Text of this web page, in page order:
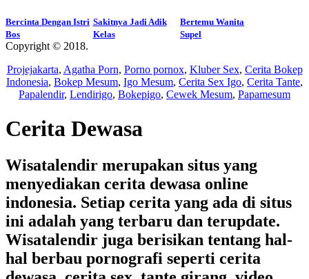
Bercinta Dengan Istri
Bos
Sakitnya Jadi Adik
Kelas
Bertemu Wanita
Supel
Copyright © 2018.
Projejakarta, Agatha Porn, Porno pornox, Kluber Sex, Cerita Bokep
Indonesia, Bokep Mesum, Igo Mesum, Cerita Sex Igo, Cerita Tante,
Papalendir, Lendirigo, Bokepigo, Cewek Mesum, Papamesum
Cerita Dewasa
Wisatalendir merupakan situs yang
menyediakan cerita dewasa online
indonesia. Setiap cerita yang ada di situs
ini adalah yang terbaru dan terupdate.
Wisatalendir juga berisikan tentang hal-
hal berbau pornografi seperti cerita